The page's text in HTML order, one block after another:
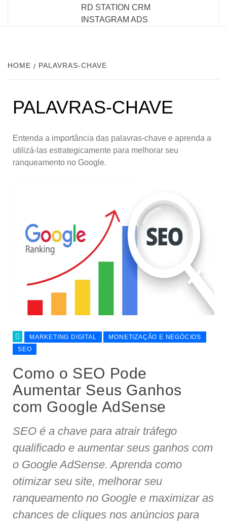
RD STATION CRM
INSTAGRAM ADS
HOME PALAVRAS-CHAVE
PALAVRAS-CHAVE
Entenda a importância das palavras-chave e aprenda a
utilizá-las estrategicamente para melhorar seu
ranqueamento no Google.
MARKETING DIGITAL
MONETIZAÇÃO E NEGÓCIOS
SEO
Como o SEO Pode
Aumentar Seus Ganhos
com Google AdSense
SEO é a chave para atrair tráfego
qualificado e aumentar seus ganhos com
o Google AdSense. Aprenda como
otimizar seu site, melhorar seu
ranqueamento no Google e maximizar as
chances de cliques nos anúncios para